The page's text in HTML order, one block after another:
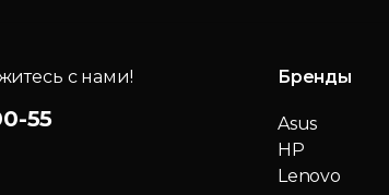
с нами!
55
Бренды
Asus
HP
Lenovo